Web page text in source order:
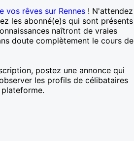
vos rêves sur Rennes ! N'attendez
les abonné(e)s qui sont présents
naîtront de vraies
doute complètement le cours de
postez une annonce qui
les profils de célibataires